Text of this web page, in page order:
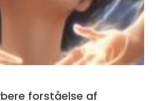
forståelse af